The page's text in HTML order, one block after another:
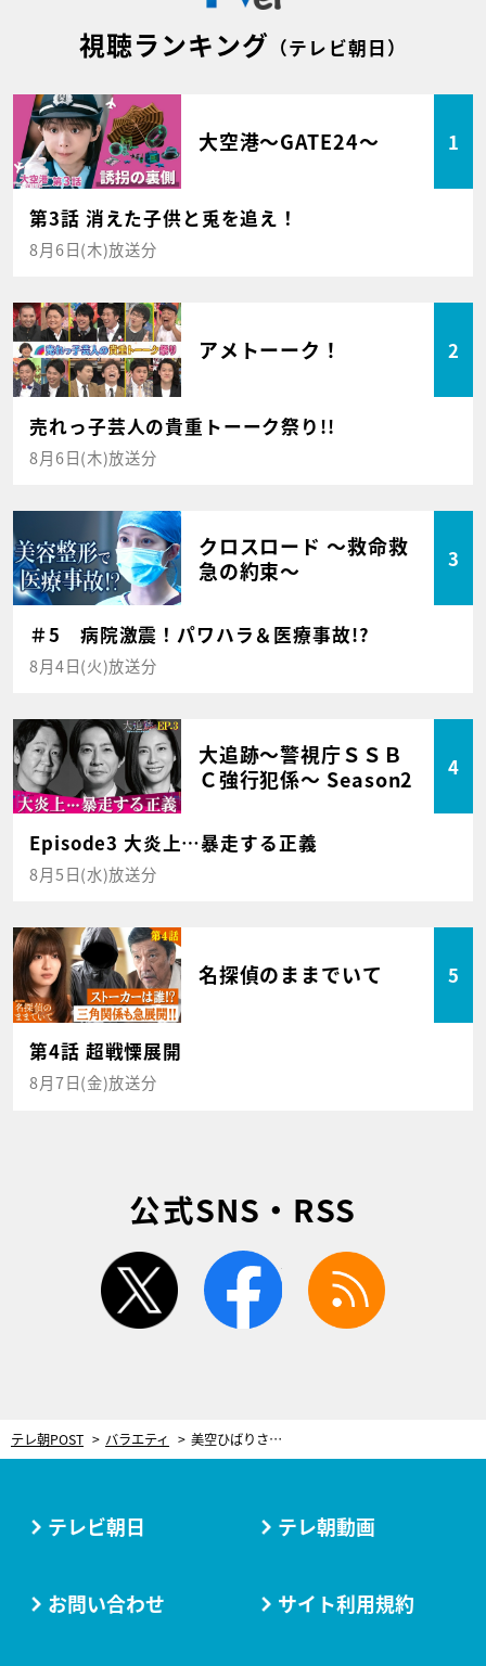
視聴ランキング （テレビ朝日）
大空港～GATE24～ 1
第3話 消えた子供と兎を追え！
8月6日(木)放送分
アメトーーク！ 2
売れっ子芸人の貴重トーーク祭り!!
8月6日(木)放送分
クロスロード ～救命救
急の約束～
3
＃5 病院激震！パワハラ＆医療事故!?
8月4日(火)放送分
大追跡～警視庁ＳＳＢ
Ｃ強行犯係～ Season2
4
Episode3 大炎上…暴走する正義
8月5日(水)放送分
名探偵のままでいて 5
第4話 超戦慄展開
8月7日(金)放送分
公式SNS・RSS
twitter facebook
テレ朝POST バラエティ 美空ひばりさんの家政婦3人、現在も“ひばり御殿”で生活。没後30年で語る真実
テレビ朝日 テレ朝動画
お問い合わせ サイト利用規約